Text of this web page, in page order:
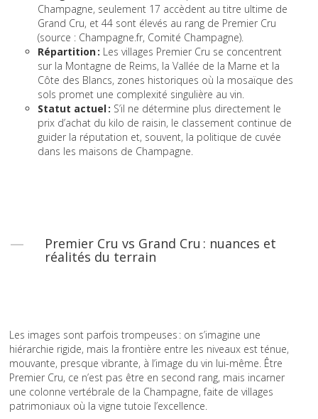
Champagne, seulement 17 accèdent au titre ultime de
Grand Cru, et 44 sont élevés au rang de Premier Cru
(source : Champagne.fr, Comité Champagne).
Répartition : Les villages Premier Cru se concentrent
sur la Montagne de Reims, la Vallée de la Marne et la
Côte des Blancs, zones historiques où la mosaïque des
sols promet une complexité singulière au vin.
Statut actuel : S’il ne détermine plus directement le
prix d’achat du kilo de raisin, le classement continue de
guider la réputation et, souvent, la politique de cuvée
dans les maisons de Champagne.
Premier Cru vs Grand Cru : nuances et
réalités du terrain
Les images sont parfois trompeuses : on s’imagine une
hiérarchie rigide, mais la frontière entre les niveaux est ténue,
mouvante, presque vibrante, à l’image du vin lui-même. Être
Premier Cru, ce n’est pas être en second rang, mais incarner
une colonne vertébrale de la Champagne, faite de villages
patrimoniaux où la vigne tutoie l’excellence.